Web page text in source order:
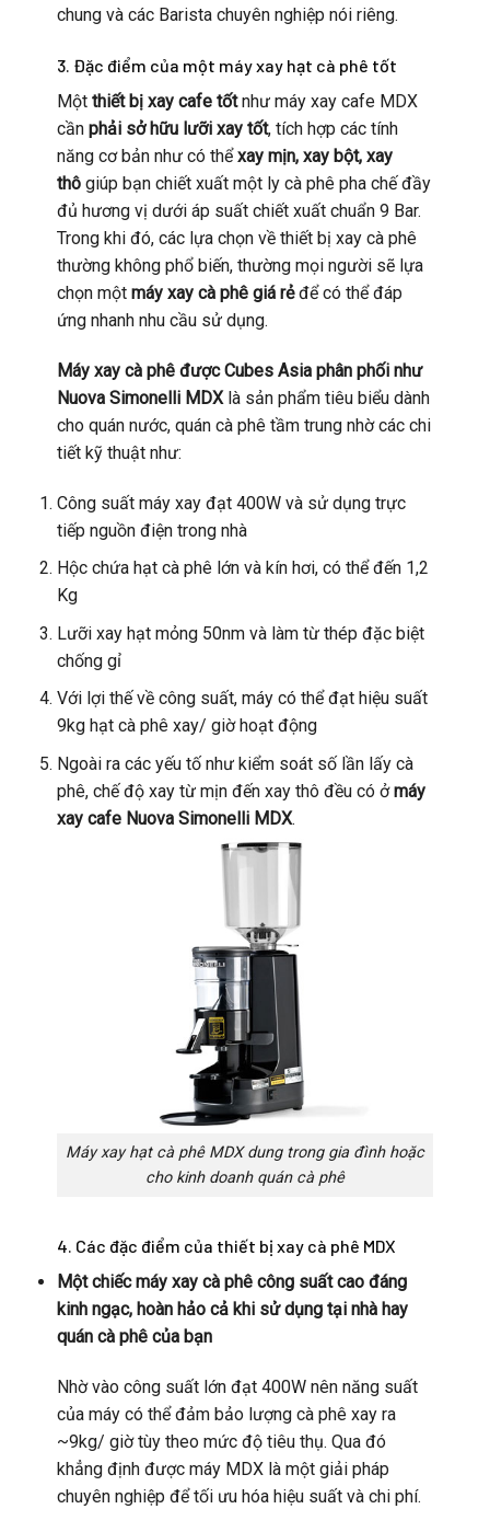
chung và các Barista chuyên nghiệp nói riêng.
3. Đặc điểm của một máy xay hạt cà phê tốt
Mộtthiết bị xay cafe tốtnhư máy xay cafe MDX
cần phải sở hữu lưỡi xay tốt, tích hợp các tính
năng cơ bản như có thểxay mịn, xay bột, xay
thôgiúp bạn chiết xuất một ly cà phê pha chế đầy
đủ hương vị dưới áp suất chiết xuất chuẩn 9 Bar.
Trong khi đó, các lựa chọn về thiết bị xay cà phê
thường không phổ biến, thường mọi người sẽ lựa
chọn một máy xay cà phê giá rẻđể có thể đáp
ứng nhanh nhu cầu sử dụng.
Máy xay cà phê được Cubes Asia phân phối như
Nuova Simonelli MDXlà sản phẩm tiêu biểu dành
cho quán nước, quán cà phê tầm trung nhờ các chi
tiết kỹ thuật như:
Công suất máy xay đạt 400W và sử dụng trực
tiếp nguồn điện trong nhà
Hộc chứa hạt cà phê lớn và kín hơi, có thể đến 1,2
Kg
Lưỡi xay hạt mỏng 50nm và làm từ thép đặc biệt
chống gỉ
Với lợi thế về công suất, máy có thể đạt hiệu suất
9kg hạt cà phê xay/ giờ hoạt động
Ngoài ra các yếu tố như kiểm soát số lần lấy cà
phê, chế độ xay từ mịn đến xay thô đều có ởmáy
xay cafe Nuova Simonelli MDX.
Máy xay hạt cà phê MDX dung trong gia đình hoặc
cho kinh doanh quán cà phê
4. Các đặc điểm của thiết bị xay cà phê MDX
Một chiếc máy xay cà phê công suất cao đáng
kinh ngạc, hoàn hảo cả khi sử dụng tại nhà hay
quán cà phê của bạn
Nhờ vào công suất lớn đạt 400W nên năng suất
của máy có thể đảm bảo lượng cà phê xay ra
~9kg/ giờ tùy theo mức độ tiêu thụ. Qua đó
khẳng định được máy MDX là một giải pháp
chuyên nghiệp để tối ưu hóa hiệu suất và chi phí.